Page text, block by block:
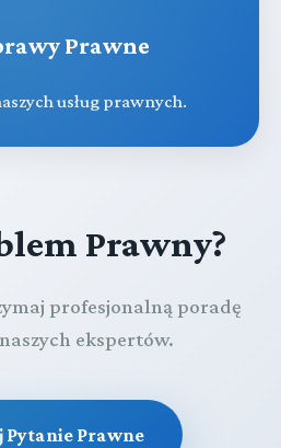
Prawne
usług prawnych.
Prawny?
profesjonalną poradę
ekspertów.
Pytanie Prawne